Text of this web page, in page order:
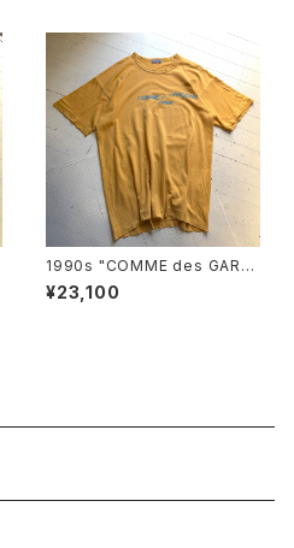
1990s "COMME des GARÇ
ONS HOMME" split logo T-
shirts
¥23,100